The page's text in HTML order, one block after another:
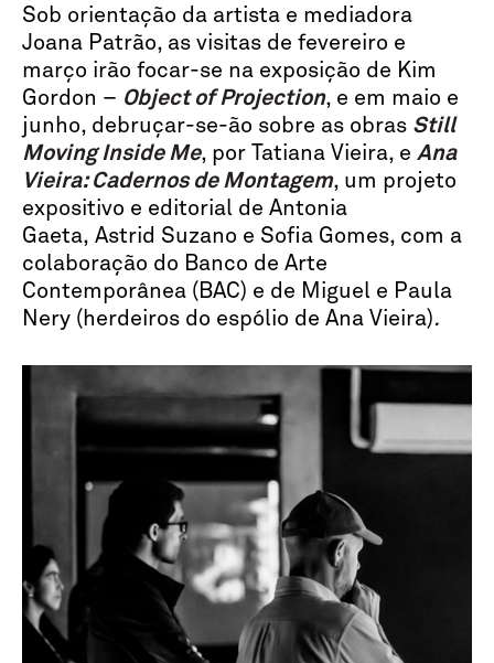
Sob orientação da artista e mediadora
Joana Patrão, as visitas de fevereiro e
março irão focar-se na exposição de Kim
Gordon – Object of Projection, e em maio e
junho, debruçar-se-ão sobre as obras Still
Moving Inside Me, por Tatiana Vieira, e Ana
Vieira: Cadernos de Montagem, um projeto
expositivo e editorial de Antonia
Gaeta, Astrid Suzano e Sofia Gomes, com a
colaboração do Banco de Arte
Contemporânea (BAC) e de Miguel e Paula
Nery (herdeiros do espólio de Ana Vieira).